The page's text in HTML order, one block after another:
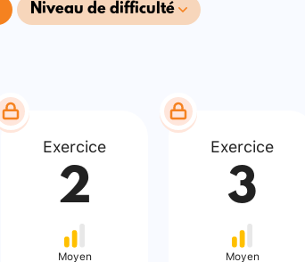
Niveau de difficulté
Exercice
2
Moyen
Exercice
3
Moyen